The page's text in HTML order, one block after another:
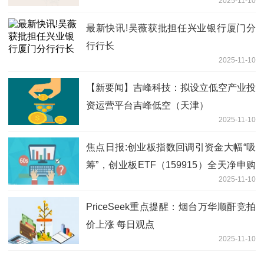
最新快讯!吴薇获批担任兴业银行厦门分
行行长
2025-11-10
【新要闻】吉峰科技：拟设立低空产业投
资运营平台吉峰低空（天津）
2025-11-10
焦点日报:创业板指数回调引资金大幅“吸
筹”，创业板ETF（159915）全天净申购
2025-11-10
PriceSeek重点提醒：烟台万华顺酐竞拍
价上涨 每日观点
2025-11-10